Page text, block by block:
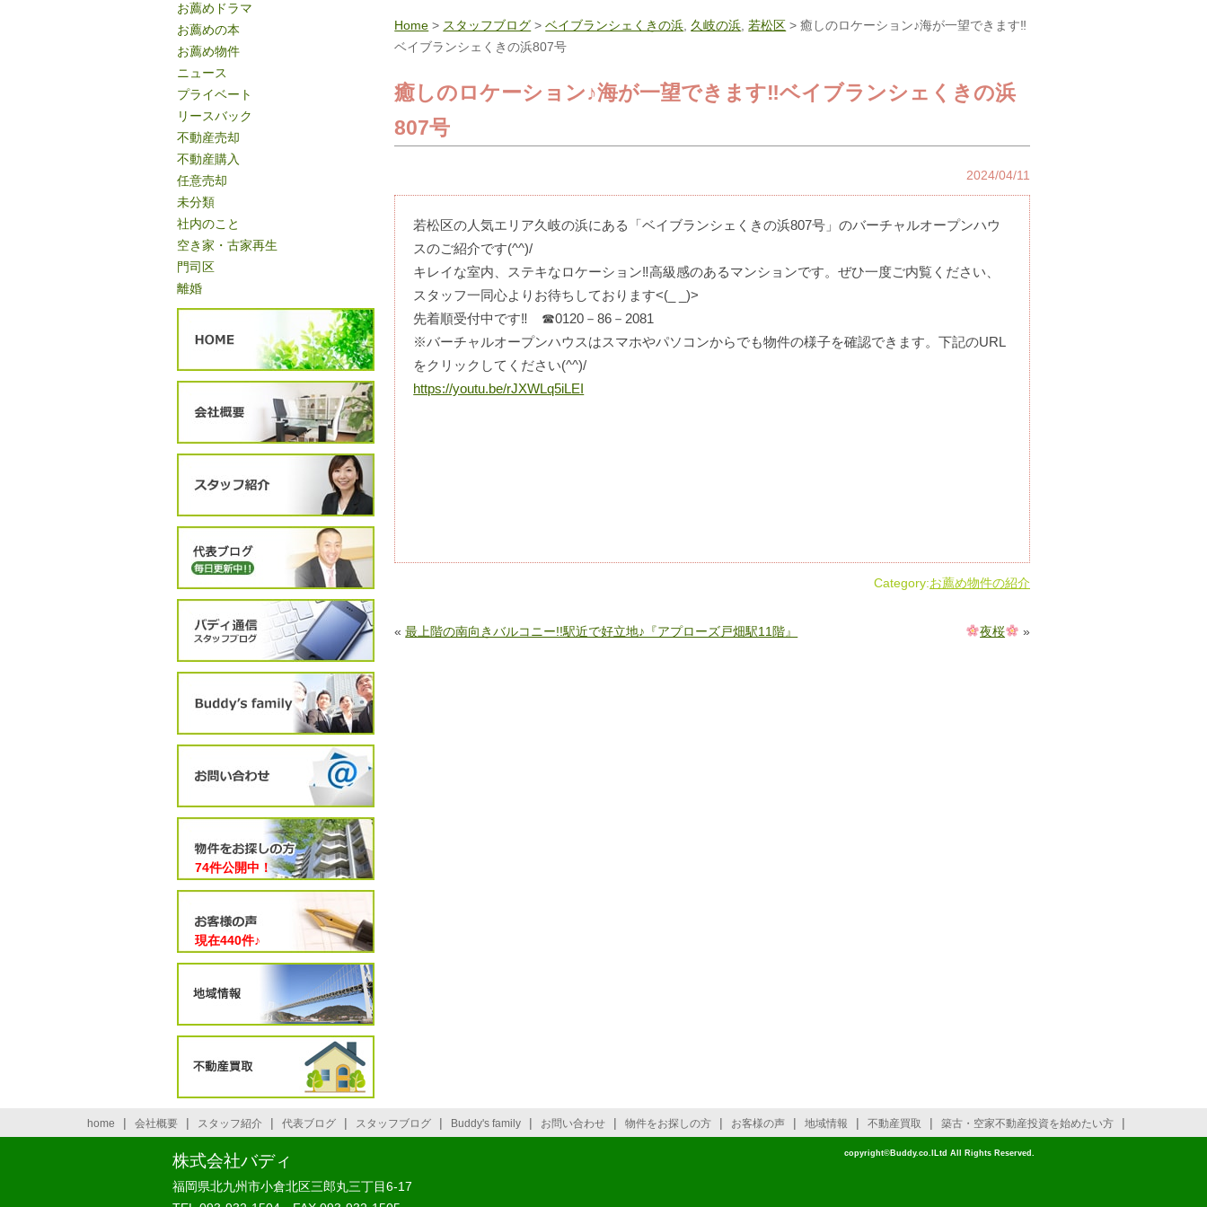
Home > スタッフブログ >ベイブランシェくきの浜 久岐の浜 ,若松区 > 癒しのロケーション♪海が一望できます‼
ベイブランシェくきの浜807号
癒しのロケーション♪海が一望できます‼ベイブランシェくきの浜
807号
2024/04/11
若松区の人気エリア久岐の浜にある「ベイブランシェくきの浜807号」のバーチャルオープンハウ
スのご紹介です(^^)/
キレイな室内、ステキなロケーション‼高級感のあるマンションです。ぜひ一度ご内覧ください、
スタッフ一同心よりお待ちしております<(_ _)>
先着順受付中です‼ ☎0120－86－2081
※バーチャルオープンハウスはスマホやパソコンからでも物件の様子を確認できます。下記のURL
をクリックしてください(^^)/
https://youtu.be/rJXWLq5iLEI
Category:お薦め物件の紹介
«最上階の南向きバルコニー!!駅近で好立地♪『アプローズ戸畑駅11階』 夜桜 »
お薦めドラマ
お薦めの本
お薦め物件
ニュース
プライベート
リースバック
不動産売却
不動産購入
任意売却
未分類
社内のこと
空き家・古家再生
門司区
離婚
74件公開中！
現在440件♪
home | 会社概要 | スタッフ紹介 | 代表ブログ | スタッフブログ | Buddy's family | お問い合わせ | 物件をお探しの方 | お客様の声 | 地域情報 | 不動産買取 | 築古・空家不動産投資を始めたい方 |
株式会社バディ
福岡県北九州市小倉北区三郎丸三丁目6-17
copyright©Buddy.co.lLtd All Rights Reserved.